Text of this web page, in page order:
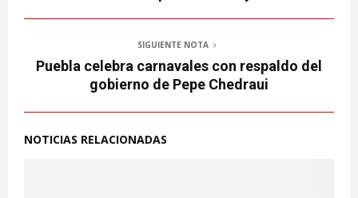
SIGUIENTE NOTA
Puebla celebra carnavales con respaldo del
gobierno de Pepe Chedraui
NOTICIAS RELACIONADAS